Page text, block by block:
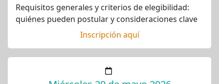
Requisitos generales y criterios de elegibilidad:
quiénes pueden postular y consideraciones clave
Inscripción aquí